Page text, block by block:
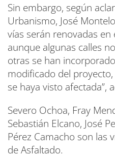
Sin embargo, según
Urbanismo, José
vías serán renovadas en
aunque algunas calles
otras se han
modificado del
se haya visto afectada”,
Severo Ochoa, Fray
Sebastián Elcano, José
Pérez Camacho son las
de Asfaltado.